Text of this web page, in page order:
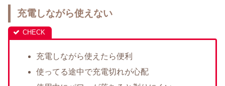
充電しながら使えない
充電しながら使えたら便利
使ってる途中で充電切れが心配